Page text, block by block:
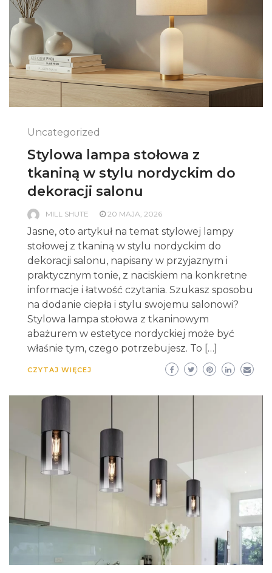
Uncategorized
Stylowa lampa stołowa z
tkaniną w stylu nordyckim do
dekoracji salonu
MILL SHUTE 20 MAJA, 2026
Jasne, oto artykuł na temat stylowej lampy
stołowej z tkaniną w stylu nordyckim do
dekoracji salonu, napisany w przyjaznym i
praktycznym tonie, z naciskiem na konkretne
informacje i łatwość czytania. Szukasz sposobu
na dodanie ciepła i stylu swojemu salonowi?
Stylowa lampa stołowa z tkaninowym
abażurem w estetyce nordyckiej może być
właśnie tym, czego potrzebujesz. To […]
CZYTAJ WIĘCEJ